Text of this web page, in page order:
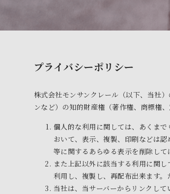
プライバシーポリシー
株式会社モンサンクレール（以下、当社
ンなど）の知的財産権（著作権、商標権
個人的な利用に関しては、あくま
おいて、表示、複製、印刷などは
等に関するあらゆる表示を削除して
また上記以外に該当する利用に関
利用し、複製し、再配布出来ます
当社は、当サーバーからリンクし